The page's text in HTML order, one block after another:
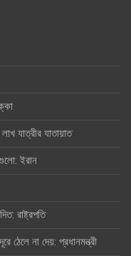
যাত্রীর যাতায়াত
ইরান
রাষ্ট্রপতি
ঠেলে না দেয়: প্রধানমন্ত্রী